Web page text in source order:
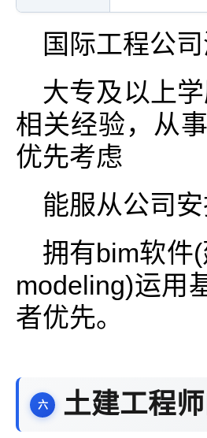
国际工程公
大专及以上
相关经验，从
优先考虑
能服从公司
拥有bim软件
modeling)运用
者优先。
土建工程